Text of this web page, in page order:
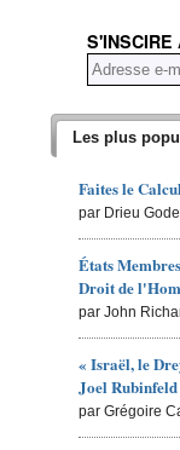
S'INSCIRE
Les plus
Faites le
par Drieu
États
Droit de
par John
« Israël, le
Joel Rubinfeld
par Grégoire